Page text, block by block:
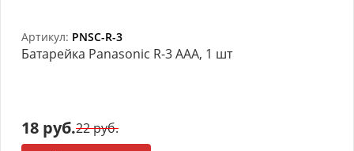
Артикул: PNSC-R-3
Батарейка Panasonic R-3 AAA, 1 шт
18 руб.22 руб.